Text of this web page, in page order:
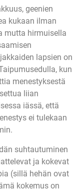
geenien
kukaan ilman
mutta hirmuisella
lapsien on
kun
menestyksestä
liian
iässä, että
ei tulekaan
suhtautuminen
ja kokevat
(sillä hehän ovat
kokemus on